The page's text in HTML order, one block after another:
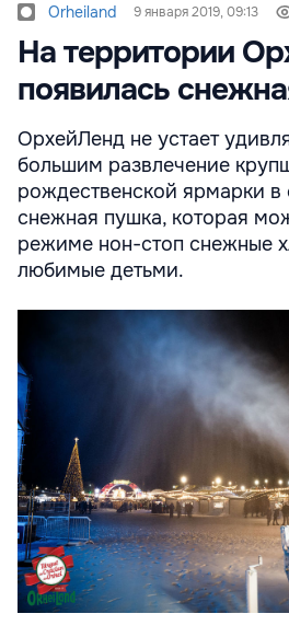
Orheiland 9 января 2019, 09:13
На территории
появилась
ОрхейЛенд не устает
большим развлечение
рождественской ярмарки в
снежная пушка, которая
режиме нон-стоп снежные
любимые детьми.